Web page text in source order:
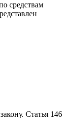
средствам
Статья 146